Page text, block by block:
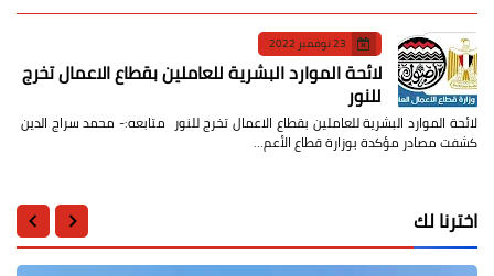
23 نوفمبر 2022
لائحة الموارد البشرية للعاملين بقطاع الاعمال تخرج
للنور
لائحة الموارد البشرية للعاملين بقطاع الاعمال تخرج للنور متابعه:- محمد سراج الدين
كشفت مصادر مؤكدة بوزارة قطاع الأعم…
اخترنا لك